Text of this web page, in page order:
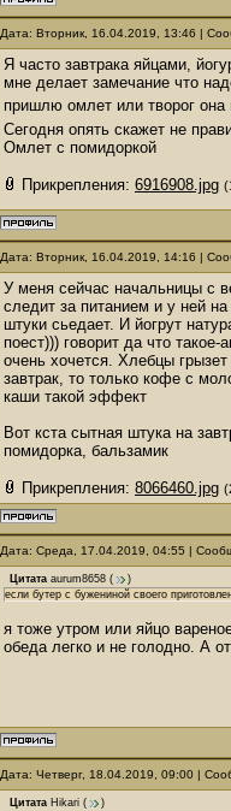
Дата: Вторник, 16.04.2019, 13:46 |
Я часто завтрака яйцами,
мне делает замечание что
пришлю омлет или творог
Сегодня опять скажет не
Омлет с помидоркой
Прикрепления: 6916908.jpg
Дата: Вторник, 16.04.2019, 14:16 |
У меня сейчас начальницы с
следит за питанием и у ней
штуки сьедает. И йогрут
поест))) говорит да что
очень хочется. Хлебцы
завтрак, то только кофе с
каши такой эффект
Вот кста сытная штука на
помидорка, бальзамик
Прикрепления: 8066460.jpg
Дата: Среда, 17.04.2019, 04:55 |
Цитата aurum8658 (
)
если бутер с бужениной своего
я тоже утром или яйцо
обеда легко и не голодно. А
Дата: Четверг, 18.04.2019, 09:00 |
Цитата Hikari (
)